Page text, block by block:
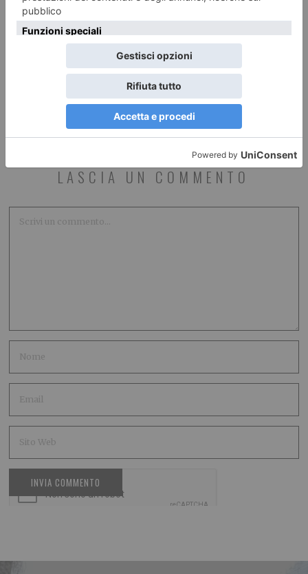
LASCIA UN COMMENTO